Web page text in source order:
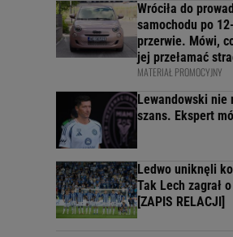
Wróciła do
samochodu po
przerwie. Mówi,
jej przełamać
MATERIAŁ PROMOCYJNY
Lewandowski nie
szans. Ekspert
Ledwo uniknęli
Tak Lech zagrał
[ZAPIS RELACJI]